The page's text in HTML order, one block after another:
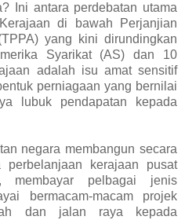
Ini antara perdebatan utama
di bawah Perjanjian
yang kini dirundingkan
Syarikat (AS) dan 10
adalah isu amat sensitif
perniagaan yang bernilai
lubuk pendapatan kepada
negara membangun secara
perbelanjaan kerajaan pusat
membayar pelbagai jenis
bermacam-macam projek
dan jalan raya kepada